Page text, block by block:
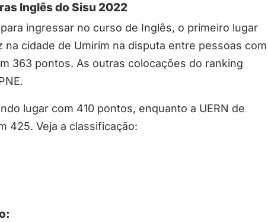
Inglês do Sisu 2022
ingressar no curso de Inglês, o primeiro lugar
cidade de Umirim na disputa entre pessoas com
363 pontos. As outras colocações do ranking
lugar com 410 pontos, enquanto a UERN de
425. Veja a classificação: